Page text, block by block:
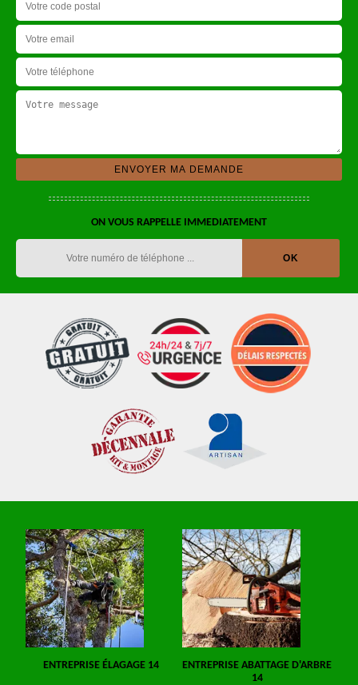
ON VOUS RAPPELLE IMMEDIATEMENT
ENTREPRISE ÉLAGAGE 14
ENTREPRISE ABATTAGE D'ARBRE
14